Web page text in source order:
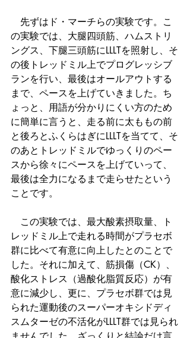
先ずはド・マーチらの実験です。こ
の実験では、大腿四頭筋、ハムストリ
ングス、下腿三頭筋にLLLTを照射し、そ
の後トレッドミル上でプログレッシブ
ランを行い、最後はオールアウトする
まで、ペースを上げていきました。ち
ょっと、用語が分かりにくい方のため
に簡単に言うと、走る前に太ももの前
と後ろとふくらはぎにLLLTを当てて、そ
のあとトレッドミルでゆっくりのペー
スから徐々にペースを上げていって、
最後は全力になるまで走らせたという
ことです。
この実験では、最大酸素摂取量、ト
レッドミル上で走れる時間がプラセボ
群に比べて有意に向上したとのことで
した。それに加えて、筋損傷（CK）、
酸化ストレス（過酸化脂質反応）が有
意に減少し、更に、プラセボ群では見
られた運動後のスーパーオキシドディ
スムターゼの不活化がLLLT群では見られ